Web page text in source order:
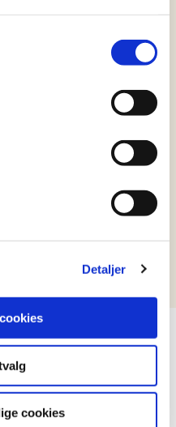
Detaljer
cookies